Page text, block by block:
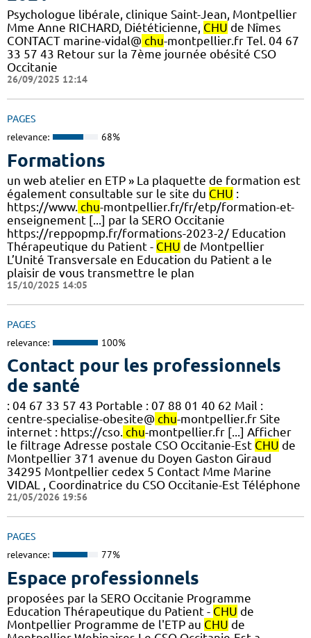
Psychologue libérale, clinique Saint-Jean, Montpellier
Mme Anne RICHARD, Diététicienne, CHU de Nîmes
CONTACT marine-vidal@ chu-montpellier.fr Tel. 04 67
33 57 43 Retour sur la 7ème journée obésité CSO
Occitanie
26/09/2025 12:14
PAGES
relevance: 68%
Formations
un web atelier en ETP » La plaquette de formation est
également consultable sur le site du CHU :
https://www. chu-montpellier.fr/fr/etp/formation-et-
enseignement [...] par la SERO Occitanie
https://reppopmp.fr/formations-2023-2/ Education
Thérapeutique du Patient - CHU de Montpellier
L’Unité Transversale en Education du Patient a le
plaisir de vous transmettre le plan
15/10/2025 14:05
PAGES
relevance: 100%
Contact pour les professionnels
de santé
: 04 67 33 57 43 Portable : 07 88 01 40 62 Mail :
centre-specialise-obesite@ chu-montpellier.fr Site
internet : https://cso. chu-montpellier.fr [...] Afficher
le filtrage Adresse postale CSO Occitanie-Est CHU de
Montpellier 371 avenue du Doyen Gaston Giraud
34295 Montpellier cedex 5 Contact Mme Marine
VIDAL , Coordinatrice du CSO Occitanie-Est Téléphone
21/05/2026 19:56
PAGES
relevance: 77%
Espace professionnels
proposées par la SERO Occitanie Programme
Education Thérapeutique du Patient - CHU de
Montpellier Programme de l'ETP au CHU de